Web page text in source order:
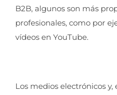
B2B, algunos son más
profesionales, como por
vídeos en YouTube.
Los medios electrónicos